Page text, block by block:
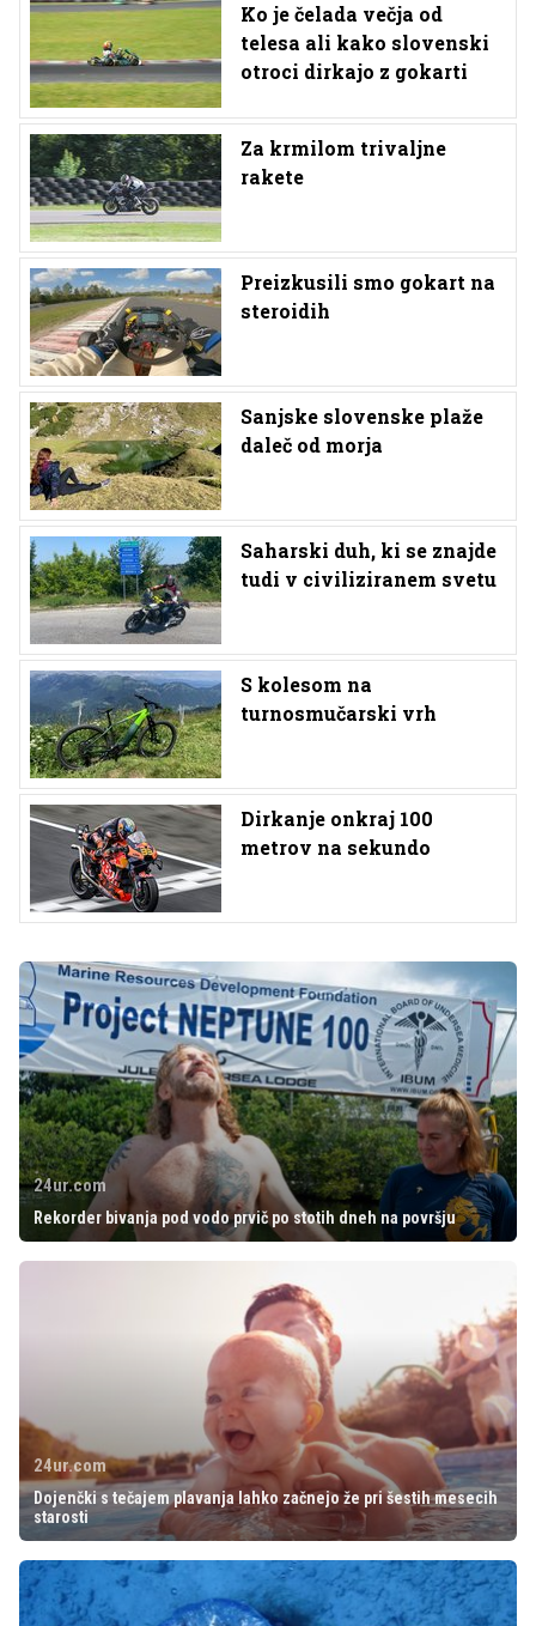
Ko je čelada večja od
telesa ali kako slovenski
otroci dirkajo z gokarti
Za krmilom trivaljne
rakete
Preizkusili smo gokart na
steroidih
Sanjske slovenske plaže
daleč od morja
Saharski duh, ki se znajde
tudi v civiliziranem svetu
S kolesom na
turnosmučarski vrh
Dirkanje onkraj 100
metrov na sekundo
24ur.com
Rekorder bivanja pod vodo prvič po stotih dneh na površju
24ur.com
Dojenčki s tečajem plavanja lahko začnejo že pri šestih mesecih
starosti